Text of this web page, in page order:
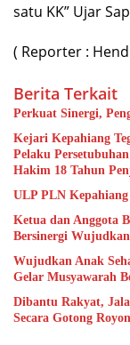
satu KK” Ujar
( Reporter :
Berita Terkait
Perkuat Sinergi,
Kejari Kepahiang
Pelaku
Hakim 18 Tahun
ULP PLN
Ketua dan Anggota
Bersinergi
Wujudkan Anak
Gelar Musyawarah
Dibantu Rakyat,
Secara Gotong